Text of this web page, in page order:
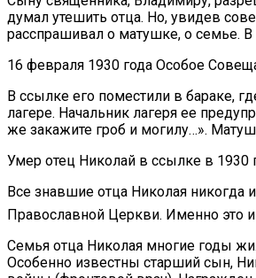
думал утешить отца. Но, увидев
расспрашивал о матушке, о семье. В
16 февраля 1930 года Особое
В ссылке его поместили в бараке,
лагере. Начальник лагеря ее
же закажите гроб и могилу…».
Умер отец Николай в ссылке в 1930
Все знавшие отца Николая никогда
Православной Церкви. Именно это
Семья отца Николая многие годы
Особенно известны старший сын,